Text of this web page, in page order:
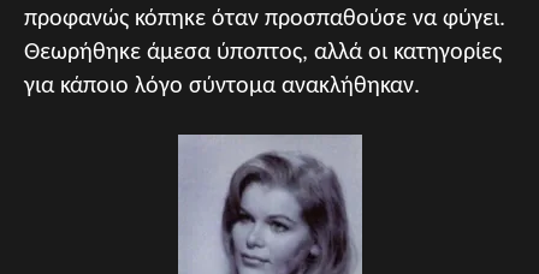
προφανώς κόπηκε όταν προσπαθούσε να φύγει.
Θεωρήθηκε άμεσα ύποπτος, αλλά οι κατηγορίες
για κάποιο λόγο σύντομα ανακλήθηκαν.